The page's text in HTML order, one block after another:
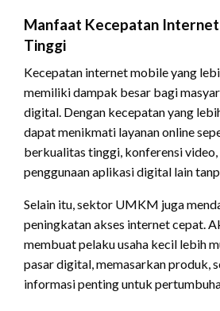
Manfaat Kecepatan Internet
Tinggi
Kecepatan internet mobile yang
memiliki dampak besar bagi
digital. Dengan kecepatan yang
dapat menikmati layanan online
berkualitas tinggi, konferensi video,
penggunaan aplikasi digital lain
Selain itu, sektor UMKM juga
peningkatan akses internet cepat.
membuat pelaku usaha kecil lebih
pasar digital, memasarkan produk,
informasi penting untuk